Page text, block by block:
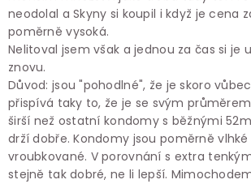
neodolal a Skyny si koupil i když je cena
poměrně vysoká.
Nelitoval jsem však a jednou za čas si je
znovu.
Důvod: jsou "pohodlné", že je skoro
přispívá taky to, že je se svým
širší než ostatní kondomy s běžnými
drží dobře. Kondomy jsou poměrně
vroubkované. V porovnání s extra
stejně tak dobré, ne li lepší.